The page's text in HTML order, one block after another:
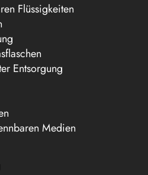
Flüssigkeiten
Entsorgung
Medien